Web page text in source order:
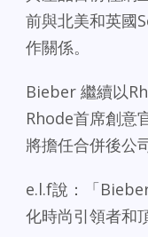
前與北美和英國
作關係。
Bieber 繼續以
Rhode首席創意
將擔任合併後公
e.l.f說：「
化時尚引領者和